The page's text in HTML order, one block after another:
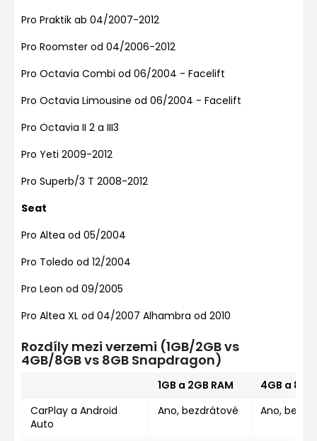
Pro Praktik ab 04/2007-2012
Pro Roomster od 04/2006-2012
Pro Octavia Combi od 06/2004 - Facelift
Pro Octavia Limousine od 06/2004 - Facelift
Pro Octavia II 2 a III3
Pro Yeti 2009-2012
Pro Superb/3 T 2008-2012
Seat
Pro Altea od 05/2004
Pro Toledo od 12/2004
Pro Leon od 09/2005
Pro Altea XL od 04/2007 Alhambra od 2010
Rozdíly mezi verzemi (1GB/2GB vs
4GB/8GB vs 8GB Snapdragon)
1GB a 2GB RAM
4GB a 8GB
CarPlay a Android
Auto
Ano, bezdrátové Ano,